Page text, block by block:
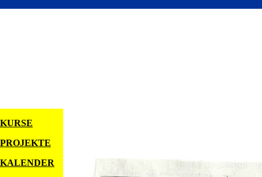
KURSE
PROJEKTE
KALENDER